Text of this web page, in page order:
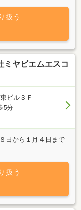
扱う
ヤビエムエスコ
ビル３Ｆ
5分
日から１月４日まで
扱う